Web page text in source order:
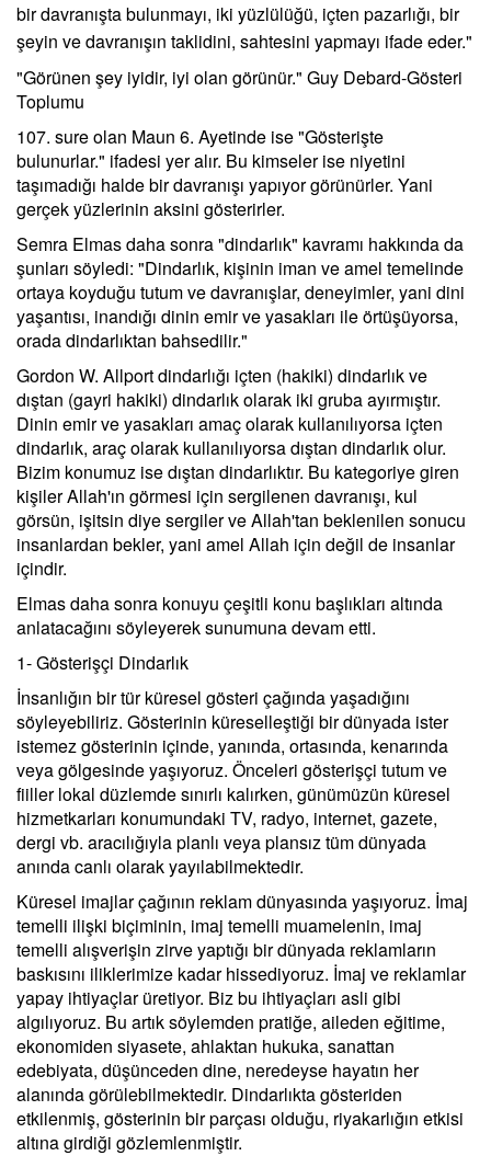
bir davranışta bulunmayı, iki yüzlülüğü, içten pazarlığı, bir
şeyin ve davranışın taklidini, sahtesini yapmayı ifade eder."
"Görünen şey iyidir, iyi olan görünür." Guy Debard-Gösteri
Toplumu
107. sure olan Maun 6. Ayetinde ise "Gösterişte
bulunurlar." ifadesi yer alır. Bu kimseler ise niyetini
taşımadığı halde bir davranışı yapıyor görünürler. Yani
gerçek yüzlerinin aksini gösterirler.
Semra Elmas daha sonra "dindarlık" kavramı hakkında da
şunları söyledi: "Dindarlık, kişinin iman ve amel temelinde
ortaya koyduğu tutum ve davranışlar, deneyimler, yani dini
yaşantısı, inandığı dinin emir ve yasakları ile örtüşüyorsa,
orada dindarlıktan bahsedilir."
Gordon W. Allport dindarlığı içten (hakiki) dindarlık ve
dıştan (gayri hakiki) dindarlık olarak iki gruba ayırmıştır.
Dinin emir ve yasakları amaç olarak kullanılıyorsa içten
dindarlık, araç olarak kullanılıyorsa dıştan dindarlık olur.
Bizim konumuz ise dıştan dindarlıktır. Bu kategoriye giren
kişiler Allah'ın görmesi için sergilenen davranışı, kul
görsün, işitsin diye sergiler ve Allah'tan beklenilen sonucu
insanlardan bekler, yani amel Allah için değil de insanlar
içindir.
Elmas daha sonra konuyu çeşitli konu başlıkları altında
anlatacağını söyleyerek sunumuna devam etti.
1- Gösterişçi Dindarlık
İnsanlığın bir tür küresel gösteri çağında yaşadığını
söyleyebiliriz. Gösterinin küreselleştiği bir dünyada ister
istemez gösterinin içinde, yanında, ortasında, kenarında
veya gölgesinde yaşıyoruz. Önceleri gösterişçi tutum ve
fiiller lokal düzlemde sınırlı kalırken, günümüzün küresel
hizmetkarları konumundaki TV, radyo, internet, gazete,
dergi vb. aracılığıyla planlı veya plansız tüm dünyada
anında canlı olarak yayılabilmektedir.
Küresel imajlar çağının reklam dünyasında yaşıyoruz. İmaj
temelli ilişki biçiminin, imaj temelli muamelenin, imaj
temelli alışverişin zirve yaptığı bir dünyada reklamların
baskısını iliklerimize kadar hissediyoruz. İmaj ve reklamlar
yapay ihtiyaçlar üretiyor. Biz bu ihtiyaçları asli gibi
algılıyoruz. Bu artık söylemden pratiğe, aileden eğitime,
ekonomiden siyasete, ahlaktan hukuka, sanattan
edebiyata, düşünceden dine, neredeyse hayatın her
alanında görülebilmektedir. Dindarlıkta gösteriden
etkilenmiş, gösterinin bir parçası olduğu, riyakarlığın etkisi
altına girdiği gözlemlenmiştir.